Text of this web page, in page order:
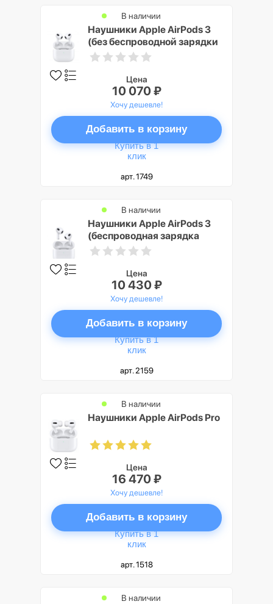
Наушники Apple AirPods 3
(без беспроводной зарядки
кейса)
В наличии
Цена
10 070 ₽
Хочу дешевле!
Добавить в корзину
Купить в 1
клик
арт. 1749
Наушники Apple AirPods 3
(беспроводная зарядка
кейса)
В наличии
Цена
10 430 ₽
Хочу дешевле!
Добавить в корзину
Купить в 1
клик
арт. 2159
Наушники Apple AirPods Pro
В наличии
Цена
16 470 ₽
Хочу дешевле!
Добавить в корзину
Купить в 1
клик
арт. 1518
В наличии